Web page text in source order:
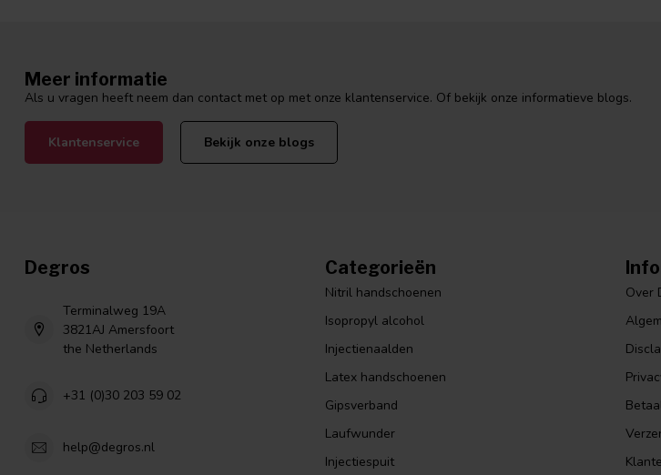
Meer informatie
Als u vragen heeft neem dan contact met op met onze klantenservice. Of bekijk onze informatieve blogs.
Klantenservice Bekijk onze blogs
Degros
Terminalweg 19A
3821AJ Amersfoort
the Netherlands
+31 (0)30 203 59 02
help@degros.nl
Categorieën
Nitril handschoenen
Isopropyl alcohol
Injectienaalden
Latex handschoenen
Gipsverband
Laufwunder
Injectiespuit
Over